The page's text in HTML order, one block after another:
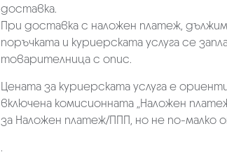
доставка.
При доставка с наложен платеж,
поръчката и куриерската услуга се
товарителница с опис.
Цената за куриерската услуга е
включена комисионната „Наложен
за Наложен платеж/ППП, но не по-малко
.